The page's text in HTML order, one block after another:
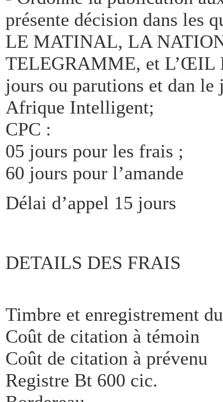
présente décision dans les
LE MATINAL, LA
TELEGRAMME, et L’ŒIL
jours ou parutions et dan
Afrique Intelligent;
CPC :
05 jours pour les frais ;
60 jours pour l’amande
Délai d’appel 15 jours
DETAILS DES FRAIS
Timbre et enregistrement
Coût de citation à témoin
Coût de citation à prévenu
Registre Bt 600